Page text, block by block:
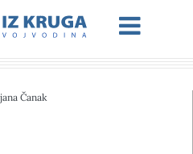
Čanak